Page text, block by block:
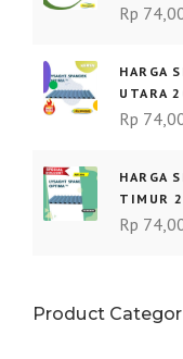
Rp
HARGA
UTARA
Rp
HARGA
TIMUR
Rp
Product